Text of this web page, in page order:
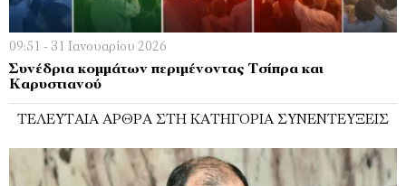
09:51 - 31 Ιανουαρίου 2026
Συνέδρια κομμάτων περιμένοντας Τσίπρα και
Καρυστιανού
ΤΕΛΕΥΤΑΊΑ ΆΡΘΡΑ ΣΤΗ ΚΑΤΗΓΟΡΊΑ ΣΥΝΕΝΤΕΎΞΕΙΣ